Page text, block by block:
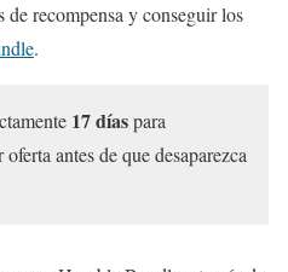
de recompensa y conseguir los
.
17 díaspara
antes de que desaparezca